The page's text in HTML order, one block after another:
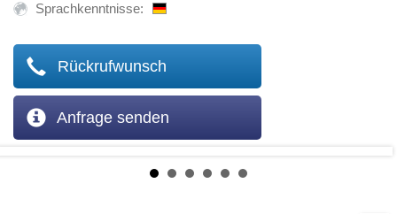
Sprachkenntnisse:
Rückrufwunsch
Anfrage senden